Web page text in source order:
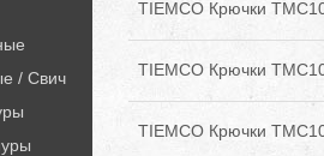
/ Свич
TIEMCO Крючки
TIEMCO Крючки
TIEMCO Крючки